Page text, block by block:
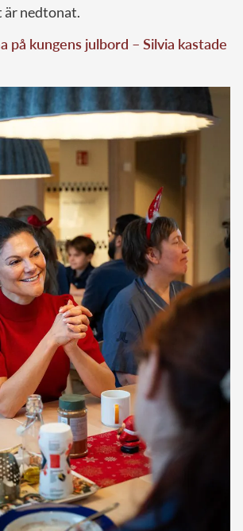
nedtonat.
på kungens julbord – Silvia kastade